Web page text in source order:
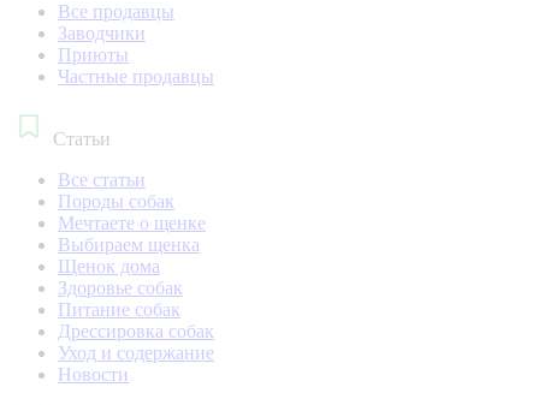
Все продавцы
Заводчики
Приюты
Частные продавцы
Статьи
Все статьи
Породы собак
Мечтаете о щенке
Выбираем щенка
Щенок дома
Здоровье собак
Питание собак
Дрессировка собак
Уход и содержание
Новости